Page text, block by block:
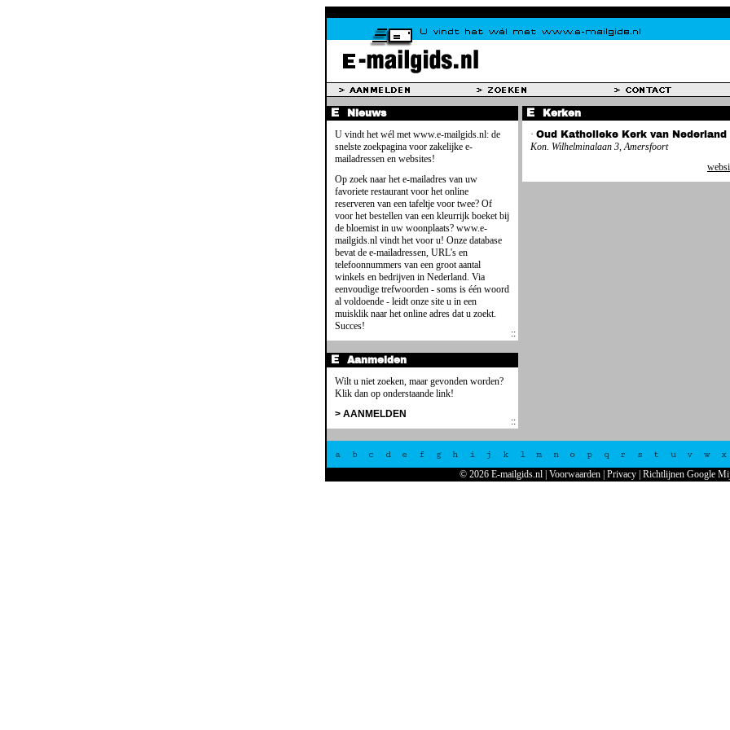
Nieuws
U vindt het wél met www.e-mailgids.nl: de
snelste zoekpagina voor zakelijke e-
mailadressen en websites!
Op zoek naar het e-mailadres van uw
favoriete restaurant voor het online
reserveren van een tafeltje voor twee? Of
voor het bestellen van een kleurrijk boeket bij
de bloemist in uw woonplaats? www.e-
mailgids.nl vindt het voor u! Onze database
bevat de e-mailadressen, URL's en
telefoonnummers van een groot aantal
winkels en bedrijven in Nederland. Via
eenvoudige trefwoorden - soms is één woord
al voldoende - leidt onze site u in een
muisklik naar het online adres dat u zoekt.
Succes!
Aanmelden
Wilt u niet zoeken, maar gevonden worden?
Klik dan op onderstaande link!
> AANMELDEN
Kerken
· Oud Katholieke Kerk van Nederland
Kon. Wilhelminalaan 3, Amersfoort
a b c d e f g h i j k l m n o p q r s t u v w x
© 2026 E-mailgids.nl Voorwaarden Privacy Richtlijnen Google